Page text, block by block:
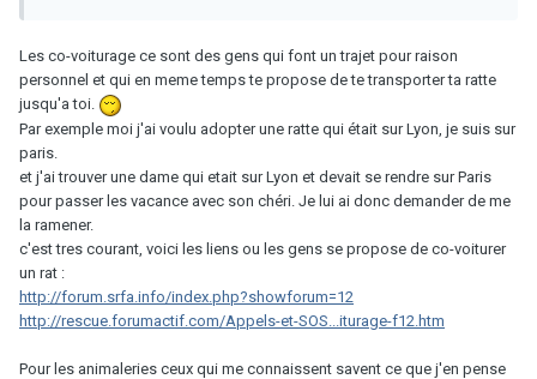
Les co-voiturage ce sont des gens qui font un trajet pour raison
personnel et qui en meme temps te propose de te transporter ta ratte
jusqu'a toi.
Par exemple moi j'ai voulu adopter une ratte qui était sur Lyon, je suis sur
paris.
et j'ai trouver une dame qui etait sur Lyon et devait se rendre sur Paris
pour passer les vacance avec son chéri. Je lui ai donc demander de me
la ramener.
c'est tres courant, voici les liens ou les gens se propose de co-voiturer
un rat :
http://forum.srfa.info/index.php?showforum=12
http://rescue.forumactif.com/Appels-et-SOS...iturage-f12.htm
Pour les animaleries ceux qui me connaissent savent ce que j'en pense